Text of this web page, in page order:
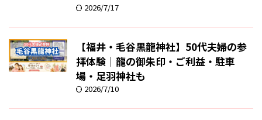
2026/7/17
【福井・毛谷黒龍神社】50代夫婦の参
拝体験｜龍の御朱印・ご利益・駐車
場・足羽神社も
2026/7/10